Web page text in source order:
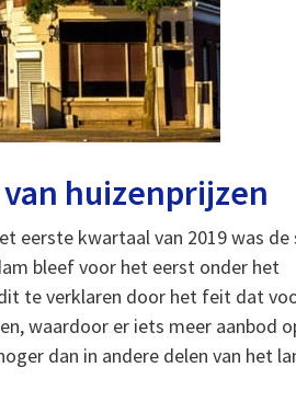
huizenprijzen
eerste kwartaal van 2019 was
bleef voor het eerst onder het
te verklaren door het feit dat
waardoor er iets meer aanbod
dan in andere delen van het